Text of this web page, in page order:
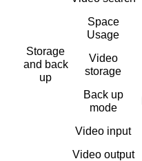
Storage
and back
up
Space
Usage
Video
storage
Back up
mode
Video input
Video output